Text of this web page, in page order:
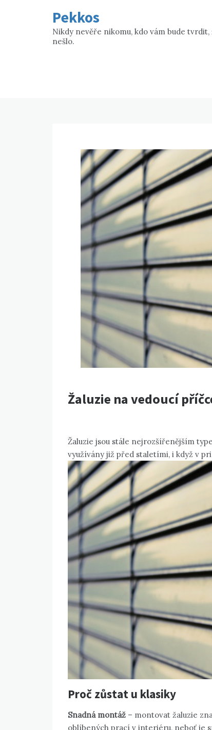
Pekkos
Nikdy nevěře nikomu, kdo vám bude
nešlo.
Žaluzie na vedoucí
Žaluzie jsou stále nejrozšířenějším
využívány již před staletími, i když v
Proč zůstat u klasiky
Snadná montáž – montovat žaluzie
oblíbených prací v interiéru, neboť je